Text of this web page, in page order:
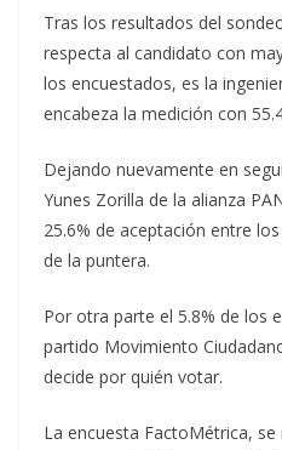
Tras los resultados del
respecta al candidato con
los encuestados, es la
encabeza la medición con
Dejando nuevamente en
Yunes Zorilla de la alianza
25.6% de aceptación entre
de la puntera.
Por otra parte el 5.8% de los
partido Movimiento
decide por quién votar.
La encuesta FactoMétrica,